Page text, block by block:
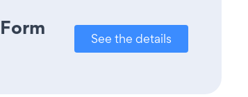
See the details